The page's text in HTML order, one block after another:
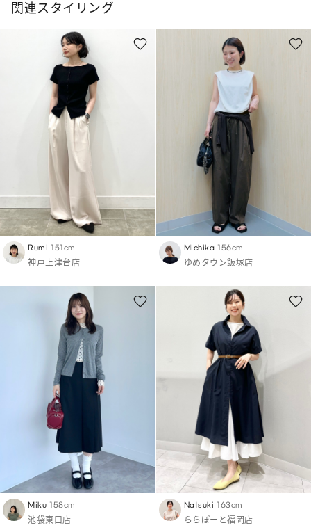
関連スタイリング
Rumi 151cm
神戸上津台店
Michika 156cm
ゆめタウン飯塚店
Miku 158cm
池袋東口店
Natsuki 163cm
ららぽーと福岡店